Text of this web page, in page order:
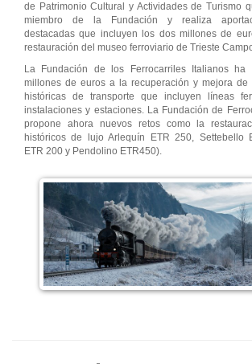
de Patrimonio Cultural y Actividades de Turismo
miembro de la Fundación y realiza
destacadas que incluyen los dos millones de
restauración del museo ferroviario de Trieste
La Fundación de los Ferrocarriles Italianos ha
millones de euros a la recuperación y mejora de
históricas de transporte que incluyen líneas
instalaciones y estaciones. La Fundación de
propone ahora nuevos retos como la
históricos de lujo Arlequín ETR 250, Settebello
ETR 200 y Pendolino ETR450).